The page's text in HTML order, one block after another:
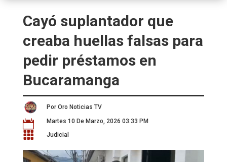
Cayó suplantador que
creaba huellas falsas para
pedir préstamos en
Bucaramanga
Por Oro Noticias TV
 Martes 10 De Marzo, 2026 03:33 PM
 Judicial